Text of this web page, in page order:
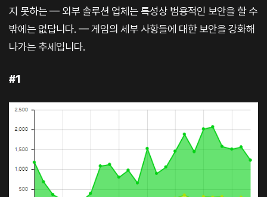
지 못하는 — 외부 솔루션 업체는 특성상 범용적인 보안을 할 수
밖에는 없답니다. — 게임의 세부 사항들에 대한 보안을 강화해
나가는 추세입니다.
#1